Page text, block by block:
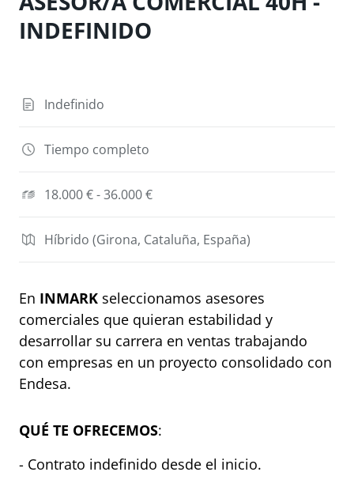
INDEFINIDO
Indefinido
Tiempo completo
18.000 € - 36.000 €
Híbrido (Girona, Cataluña, España)
En INMARK seleccionamos asesores
comerciales que quieran estabilidad y
desarrollar su carrera en ventas trabajando
con empresas en un proyecto consolidado con
Endesa.
QUÉ TE OFRECEMOS:
- Contrato indefinido desde el inicio.